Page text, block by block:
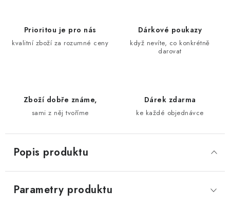
Prioritou je pro nás
kvalitní zboží za rozumné ceny
Dárkové poukazy
když nevíte, co konkrétně
darovat
Zboží dobře známe,
sami z něj tvoříme
Dárek zdarma
ke každé objednávce
Popis produktu
Parametry produktu